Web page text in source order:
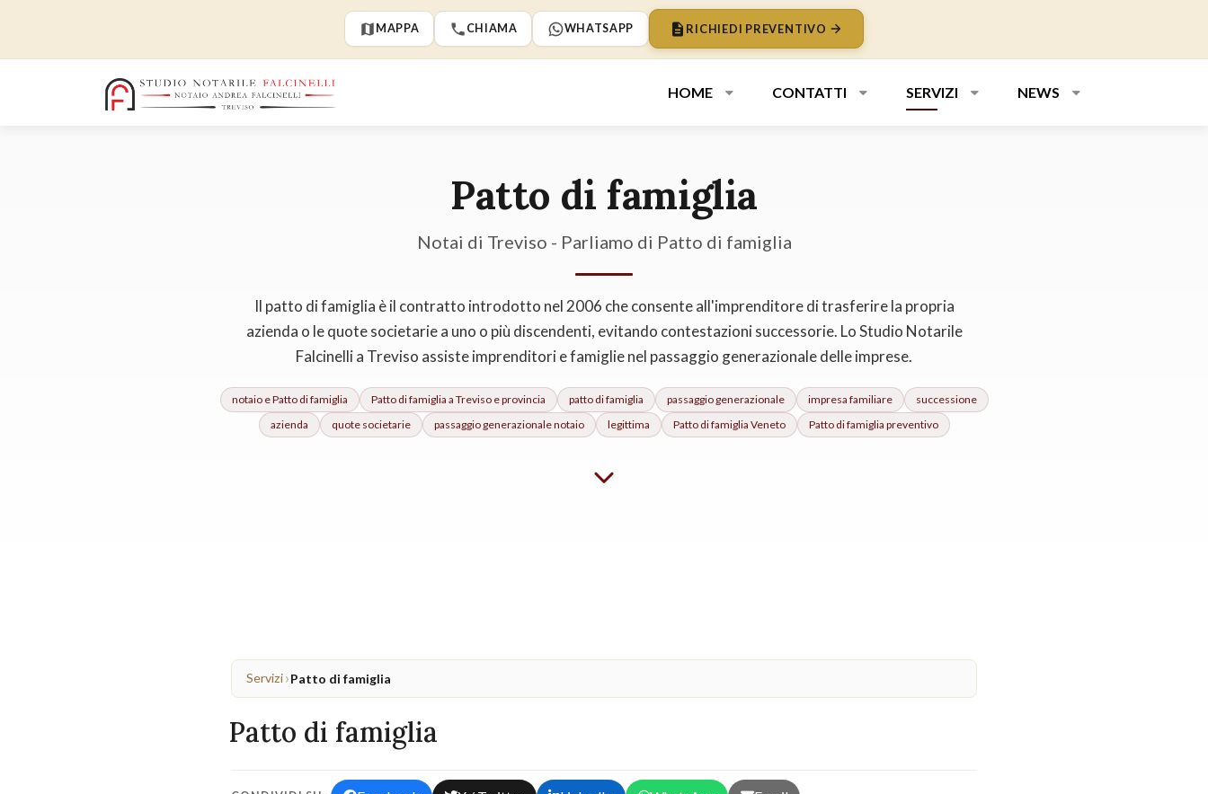
MAPPA CHIAMA WHATSAPP RICHIEDI PREVENTIVO
HOME CONTATTI SERVIZI NEWS
Patto di famiglia
Notai di Treviso - Parliamo di Patto di famiglia
Il patto di famiglia è il contratto introdotto nel 2006 che consente all'imprenditore di trasferire la propria
azienda o le quote societarie a uno o più discendenti, evitando contestazioni successorie. Lo Studio Notarile
Falcinelli a Treviso assiste imprenditori e famiglie nel passaggio generazionale delle imprese.
notaio ePatto di famiglia Patto di famiglia a Treviso e provincia patto di famiglia passaggio generazionale impresa familiare
successione
azienda
quote societarie passaggio generazionale notaio legittima Patto di famiglia Veneto Patto di famiglia preventivo
Servizi›Patto di famiglia
Patto di famiglia